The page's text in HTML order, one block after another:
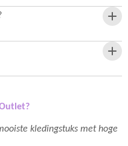
kledingstuks met hoge